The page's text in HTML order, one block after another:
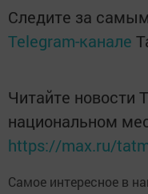
Следите за
Telegram-канале
Читайте новости
национальном
https://max.ru/
Самое интересное в